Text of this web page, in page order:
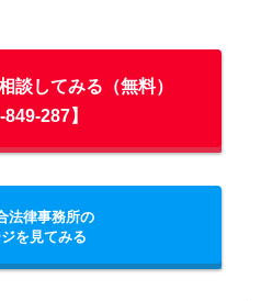
談してみる（無料）
849-287】
法律事務所の
を見てみる